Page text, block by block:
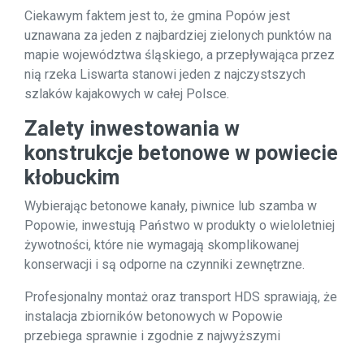
Ciekawym faktem jest to, że gmina Popów jest
uznawana za jeden z najbardziej zielonych punktów na
mapie województwa śląskiego, a przepływająca przez
nią rzeka Liswarta stanowi jeden z najczystszych
szlaków kajakowych w całej Polsce.
Zalety inwestowania w
konstrukcje betonowe w powiecie
kłobuckim
Wybierając betonowe kanały, piwnice lub szamba w
Popowie, inwestują Państwo w produkty o wieloletniej
żywotności, które nie wymagają skomplikowanej
konserwacji i są odporne na czynniki zewnętrzne.
Profesjonalny montaż oraz transport HDS sprawiają, że
instalacja zbiorników betonowych w Popowie
przebiega sprawnie i zgodnie z najwyższymi